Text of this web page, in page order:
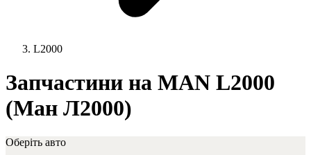
L2000
Запчастини на MAN L2000
(Ман Л2000)
Оберіть авто